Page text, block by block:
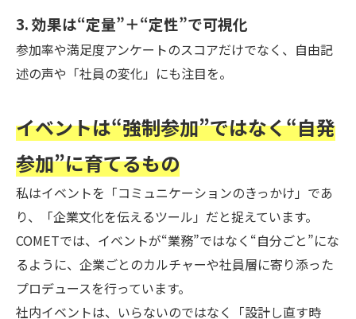
3. 効果は“定量”＋“定性”で可視化
参加率や満足度アンケートのスコアだけでなく、自由記
述の声や「社員の変化」にも注目を。
イベントは“強制参加”ではなく“自発
参加”に育てるもの
私はイベントを「コミュニケーションのきっかけ」であ
り、「企業文化を伝えるツール」だと捉えています。
COMETでは、イベントが“業務”ではなく“自分ごと”にな
るように、企業ごとのカルチャーや社員層に寄り添った
プロデュースを行っています。
社内イベントは、いらないのではなく「設計し直す時